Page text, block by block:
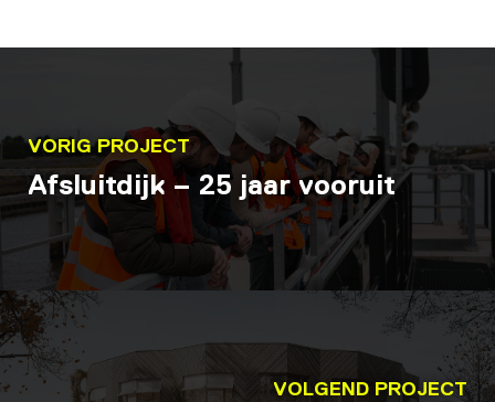
VORIG PROJECT
Afsluitdijk – 25 jaar vooruit
VOLGEND PROJECT